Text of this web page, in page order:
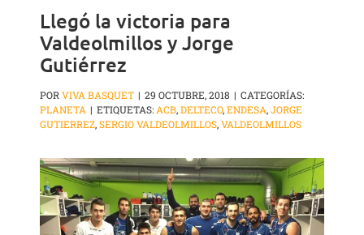
Llegó la victoria para
Valdeolmillos y Jorge
Gutiérrez
PORVIVA BASQUET | 29 OCTUBRE, 2018 | CATEGORÍAS:
PLANETA | ETIQUETAS:ACB,DELTECO,ENDESA,JORGE
GUTIERREZ,SERGIO VALDEOLMILLOS,VALDEOLMILLOS